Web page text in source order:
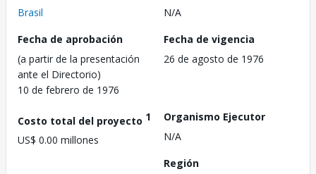
Brasil
N/A
Fecha de aprobación
(a partir de la presentación
ante el Directorio)
10 de febrero de 1976
Fecha de vigencia
26 de agosto de 1976
Costo total del proyecto 1
US$ 0.00 millones
Organismo Ejecutor
N/A
Región